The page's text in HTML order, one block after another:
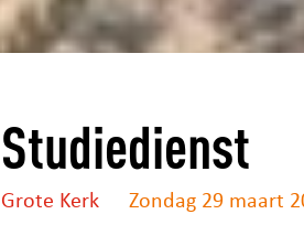
Studiedienst
Grote Kerk
Zondag 29 maart